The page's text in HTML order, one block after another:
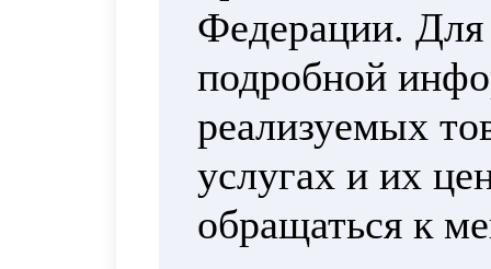
Федерации. Для
подробной
реализуемых
услугах и их
обращаться к